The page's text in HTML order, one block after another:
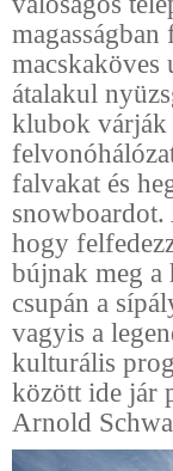
macskaköves
átalakul
klubok várják
falvakat és
snowboardot.
hogy
bújnak meg
csupán a
vagyis a
kulturális
között ide jár
Arnold